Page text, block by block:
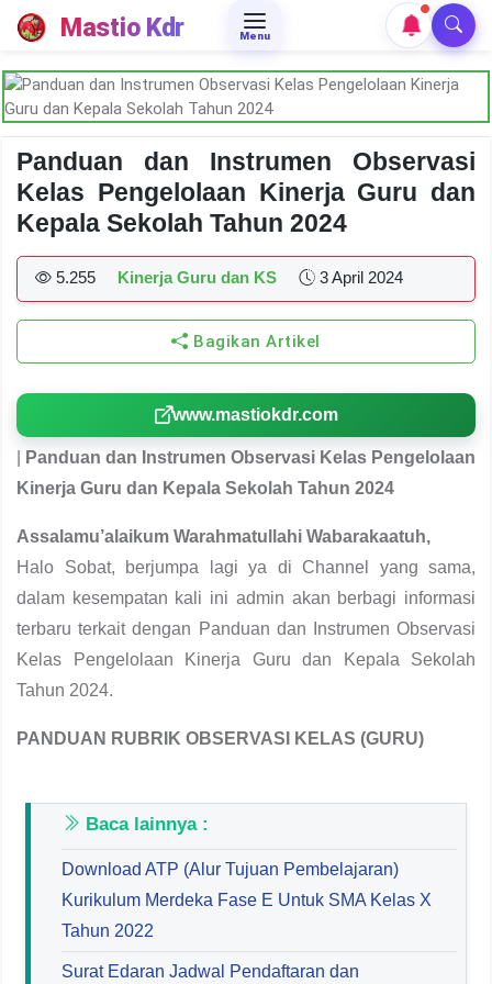
Mastio Kdr Menu
Panduan dan Instrumen Observasi
Kelas Pengelolaan Kinerja Guru dan
Kepala Sekolah Tahun 2024
5.255 Kinerja Guru dan KS 3 April 2024
Bagikan Artikel
www.mastiokdr.com
Panduan dan Instrumen Observasi Kelas Pengelolaan
Kinerja Guru dan Kepala Sekolah Tahun 2024
Assalamu’alaikum Warahmatullahi Wabarakaatuh,
Halo Sobat, berjumpa lagi ya di Channel yang sama,
dalam kesempatan kali ini admin akan berbagi informasi
terbaru terkait dengan Panduan dan Instrumen Observasi
Kelas Pengelolaan Kinerja Guru dan Kepala Sekolah
Tahun 2024.
PANDUAN RUBRIK OBSERVASI KELAS (GURU)
Baca lainnya :
Download ATP (Alur Tujuan Pembelajaran)
Kurikulum Merdeka Fase E Untuk SMA Kelas X
Tahun 2022
Surat Edaran Jadwal Pendaftaran dan